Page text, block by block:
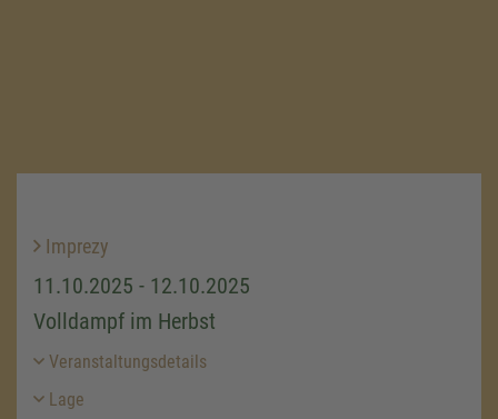
Imprezy
11.10.2025 - 12.10.2025
Volldampf im Herbst
Veranstaltungsdetails
Lage